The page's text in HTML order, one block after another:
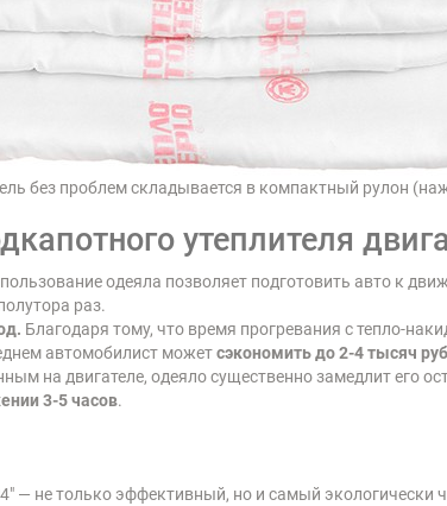
без проблем складывается в компактный рулон
утеплителя
одеяла позволяет подготовить авто к
раз.
Благодаря тому, что время прогревания с тепло-
автомобилист можетсэкономить до 2-4 тысяч
на двигателе, одеяло существенно замедлит его
3-5 часов.
— не только эффективный, но и самый экологически